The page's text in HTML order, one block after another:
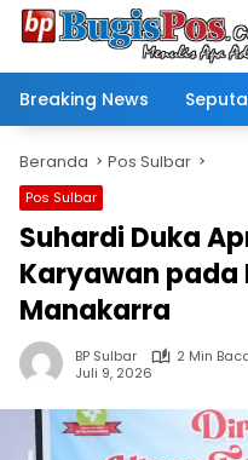
Langsung
Breaking News
Beranda Pos Sulbar
Pos Sulbar
Suhardi Duka
Karyawan pada
Manakarra
BP Sulbar
2 Min
Juli 9, 2026